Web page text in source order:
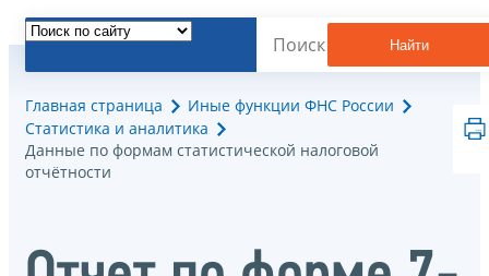
Найти
Главная страница
Иные функции ФНС России
Статистика и аналитика
Данные по формам статистической налоговой
отчётности